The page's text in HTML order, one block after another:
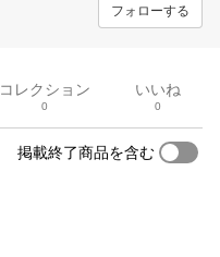
フォローする
コレクション
0
いいね
0
掲載終了商品を含む